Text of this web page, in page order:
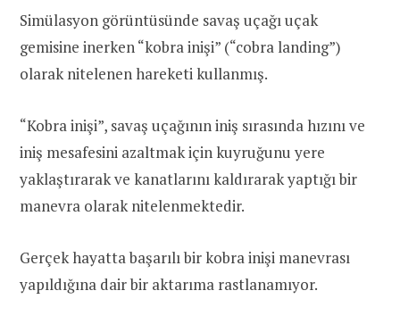
Simülasyon görüntüsünde savaş uçağı uçak
gemisine inerken “kobra inişi” (“cobra landing”)
olarak nitelenen hareketi kullanmış.
“Kobra inişi”, savaş uçağının iniş sırasında hızını ve
iniş mesafesini azaltmak için kuyruğunu yere
yaklaştırarak ve kanatlarını kaldırarak yaptığı bir
manevra olarak nitelenmektedir.
Gerçek hayatta başarılı bir kobra inişi manevrası
yapıldığına dair bir aktarıma rastlanamıyor.